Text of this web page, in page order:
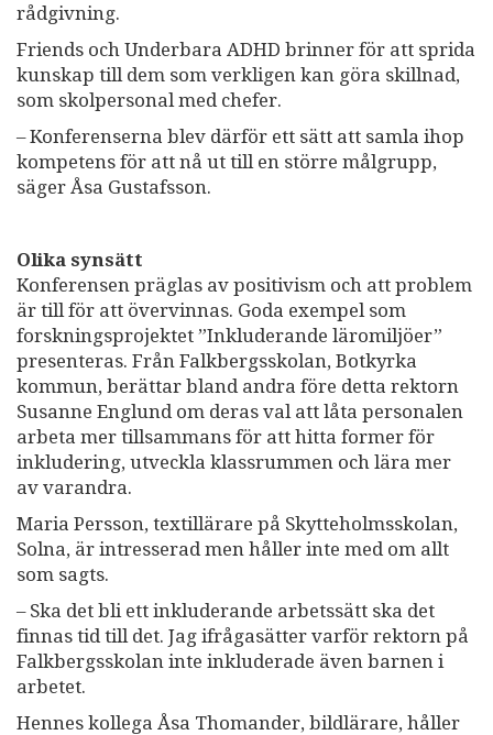
rådgivning.
Friends och Underbara ADHD brinner för att sprida
kunskap till dem som verkligen kan göra skillnad,
som skolpersonal med chefer.
– Konferenserna blev därför ett sätt att samla ihop
kompetens för att nå ut till en större målgrupp,
säger Åsa Gustafsson.
Olika synsätt
Konferensen präglas av positivism och att problem
är till för att övervinnas. Goda exempel som
forskningsprojektet ”Inkluderande läromiljöer”
presenteras. Från Falkbergsskolan, Botkyrka
kommun, berättar bland andra före detta rektorn
Susanne Englund om deras val att låta personalen
arbeta mer tillsammans för att hitta former för
inkludering, utveckla klassrummen och lära mer
av varandra.
Maria Persson, textillärare på Skytteholmsskolan,
Solna, är intresserad men håller inte med om allt
som sagts.
– Ska det bli ett inkluderande arbetssätt ska det
finnas tid till det. Jag ifrågasätter varför rektorn på
Falkbergsskolan inte inkluderade även barnen i
arbetet.
Hennes kollega Åsa Thomander, bildlärare, håller